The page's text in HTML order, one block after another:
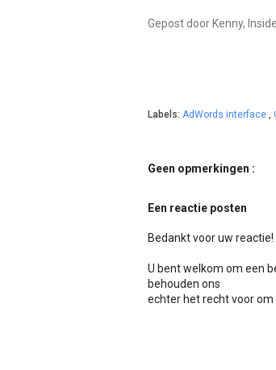
Gepost door Kenny,
Labels: AdWords interface ,
Geen opmerkingen :
Een reactie posten
Bedankt voor uw reactie!
U bent welkom om een
behouden ons
echter het recht voor om